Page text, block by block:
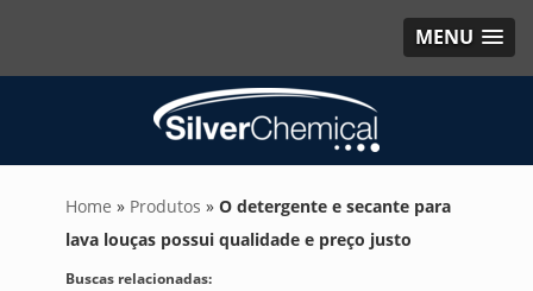
MENU
Home » Produtos » O detergente e secante para
lava louças possui qualidade e preço justo
Buscas relacionadas: